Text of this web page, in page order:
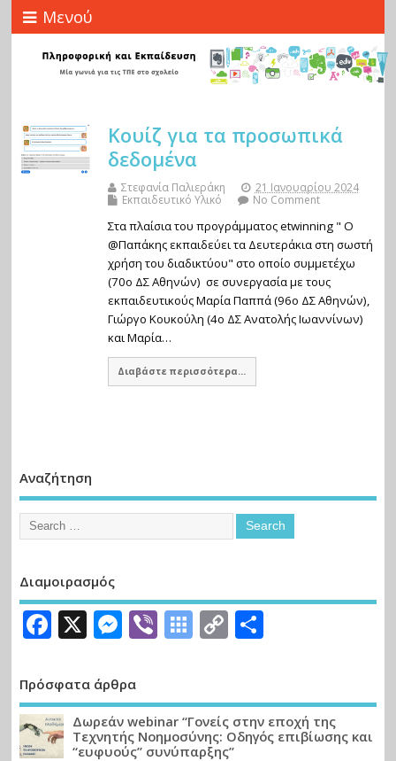
Μενού
Κουίζ για τα προσωπικά
δεδομένα
Στεφανία Παλιεράκη
21 Ιανουαρίου 2024
Εκπαιδευτικό Υλικό
No Comment
Στα πλαίσια του προγράμματος etwinning " Ο
@Παπάκης εκπαιδεύει τα Δευτεράκια στη σωστή
χρήση του διαδικτύου" στο οποίο συμμετέχω
(70ο ΔΣ Αθηνών) σε συνεργασία με τους
εκπαιδευτικούς Μαρία Παππά (96ο ΔΣ Αθηνών),
Γιώργο Κουκούλη (4ο ΔΣ Ανατολής Ιωαννίνων)
και Μαρία…
Διαβάστε περισσότερα...
Αναζήτηση
Διαμοιρασμός
Facebook
X Messenger
ViberSymbaloo
Copy
Πρόσφατα άρθρα
Δωρεάν webinar “Γονείς στην εποχή της
Τεχνητής Νοημοσύνης: Οδηγός επιβίωσης και
“ευφυούς” συνύπαρξης”